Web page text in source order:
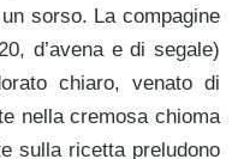
sorso. La compagine
d’avena e di segale)
chiaro, venato di
nella cremosa chioma
sulla ricetta preludono